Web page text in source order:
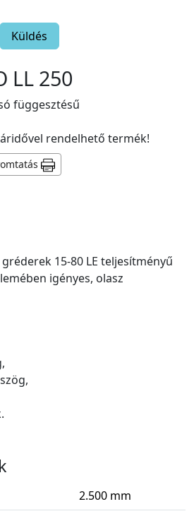
Küldés
LL 250
függesztésű
rendelhető termék!
15-80 LE teljesítményű
igényes, olasz
2.500 mm